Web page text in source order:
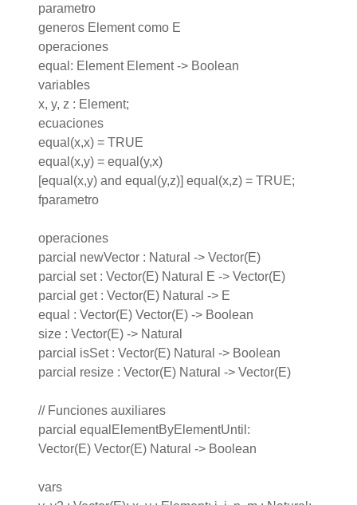
parametro
generos Element como E
operaciones
equal: Element Element -> Boolean
variables
x, y, z : Element;
ecuaciones
equal(x,x) = TRUE
equal(x,y) = equal(y,x)
[equal(x,y) and equal(y,z)] equal(x,z) = TRUE;
fparametro
operaciones
parcial newVector : Natural -> Vector(E)
parcial set : Vector(E) Natural E -> Vector(E)
parcial get : Vector(E) Natural -> E
equal : Vector(E) Vector(E) -> Boolean
size : Vector(E) -> Natural
parcial isSet : Vector(E) Natural -> Boolean
parcial resize : Vector(E) Natural -> Vector(E)
// Funciones auxiliares
parcial equalElementByElementUntil:
Vector(E) Vector(E) Natural -> Boolean
vars